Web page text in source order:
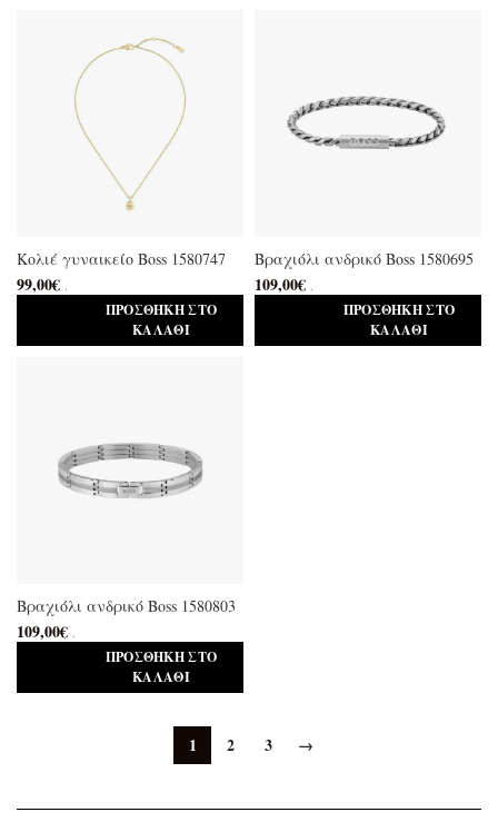
Κολιέ γυναικείο Boss 1580747
99,00€ .
ΠΡΟΣΘΉΚΗ ΣΤΟ
ΚΑΛΆΘΙ
Βραχιόλι ανδρικό Boss 1580695
109,00€ .
ΠΡΟΣΘΉΚΗ ΣΤΟ
ΚΑΛΆΘΙ
Βραχιόλι ανδρικό Boss 1580803
109,00€ .
ΠΡΟΣΘΉΚΗ ΣΤΟ
ΚΑΛΆΘΙ
1 2 3 →